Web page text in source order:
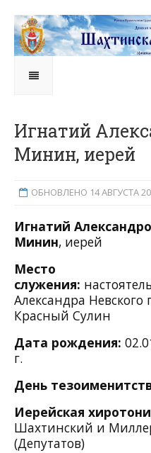
Игнатий
Минин, иерей
ОБНОВЛЕНО 14 АВГУСТА
Игнатий
Минин, иерей
Место
служения:
Александра Невского
Красный Сулин
Дата рождения:
г.
День
Иерейская
Шахтинский и
(Депутатов)